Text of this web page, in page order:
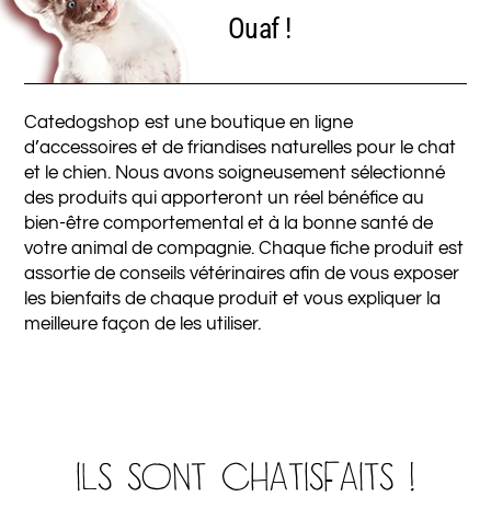
Ouaf !
Catedogshop est une boutique en ligne
d’accessoires et de friandises naturelles pour le chat
et le chien. Nous avons soigneusement sélectionné
des produits qui apporteront un réel bénéfice au
bien-être comportemental et à la bonne santé de
votre animal de compagnie. Chaque fiche produit est
assortie de conseils vétérinaires afin de vous exposer
les bienfaits de chaque produit et vous expliquer la
meilleure façon de les utiliser.
ILS SONT CHATISFAITS !